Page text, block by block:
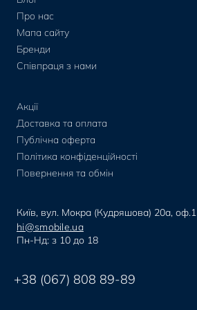
Про нас
Мапа сайту
Бренди
Співпраця з нами
Акції
Доставка та оплата
Публічна оферта
Політика конфіденційності
Повернення та обмін
Київ, вул. Мокра (Кудряшова) 20а, оф.1
hi@smobile.ua
Пн-Нд: з 10 до 18
+38 (067) 808 89-89